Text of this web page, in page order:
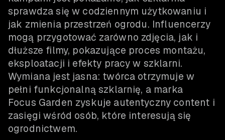
sprawdza się w codziennym użytkowaniu i
jak zmienia przestrzeń ogrodu. Influencerzy
mogą przygotować zarówno zdjęcia, jak i
dłuższe filmy, pokazujące proces montażu,
eksploatacji i efekty pracy w szklarni.
Wymiana jest jasna: twórca otrzymuje w
pełni funkcjonalną szklarnię, a marka
Focus Garden zyskuje autentyczny content i
zasięgi wśród osób, które interesują się
ogrodnictwem.